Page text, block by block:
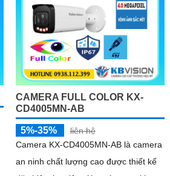
CAMERA FULL COLOR KX-
CD4005MN-AB
5%-35%
liên hệ
Camera KX-CD4005MN-AB là camera
an ninh chất lượng cao được thiết kế